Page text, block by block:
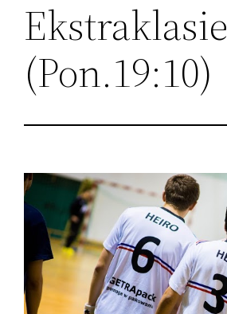
Ekstraklasie
(Pon.19:10)